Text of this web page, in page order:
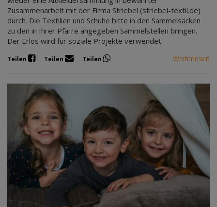
Zusammenarbeit mit der Firma Striebel (striebel-textil.de)
durch. Die Textilien und Schuhe bitte in den Sammelsäcken
zu den in Ihrer Pfarre angegeben Sammelstellen bringen.
Der Erlös wird für soziale Projekte verwendet.
Teilen Teilen Teilen Weiterlesen